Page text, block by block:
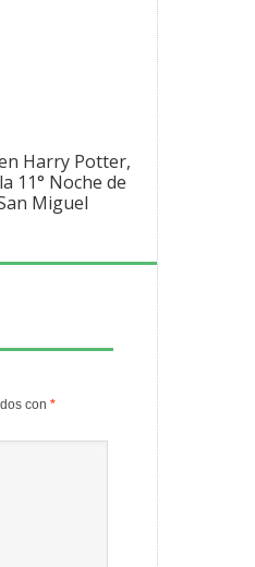
Harry Potter,
11° Noche de
Miguel
con *